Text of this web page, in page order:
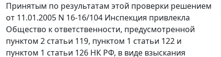
Принятым по результатам этой проверки решением
от 11.01.2005 N 16-16/104 Инспекция привлекла
Общество к ответственности, предусмотренной
пунктом 2 статьи 119, пунктом 1 статьи 122 и
пунктом 1 статьи 126 НК РФ, в виде взыскания